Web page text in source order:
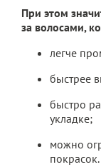
При этом
за волосами,
легче
быстрее
быстро
укладке;
можно
покрасок.